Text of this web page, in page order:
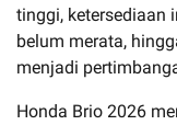
tinggi, ketersediaan
belum merata,
menjadi
Honda Brio 2026